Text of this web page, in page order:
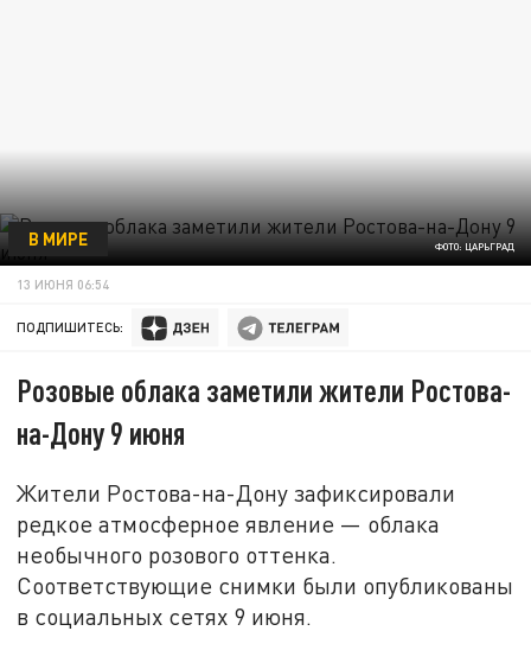
ФОТО: ЦАРЬГРАД
В МИРЕ
13 ИЮНЯ 06:54
ПОДПИШИТЕСЬ:
Розовые облака заметили жители Ростова-
на-Дону 9 июня
Жители Ростова-на-Дону зафиксировали
редкое атмосферное явление — облака
необычного розового оттенка.
Соответствующие снимки были опубликованы
в социальных сетях 9 июня.